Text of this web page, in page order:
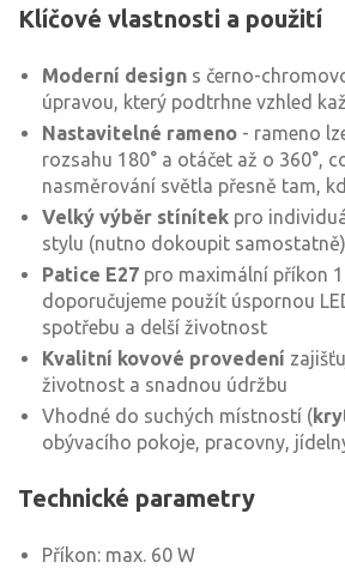
Klíčové vlastnosti a použití
Moderní design s černo-
úpravou, který podtrhne vzhled
Nastavitelné rameno - rameno
rozsahu 180° a otáčet až o 360°,
nasměrování světla přesně tam,
Velký výběr stínítek pro
stylu (nutno dokoupit samostatně)
Patice E27 pro maximální příkon
doporučujeme použít úspornou
spotřebu a delší životnost
Kvalitní kovové provedení
životnost a snadnou údržbu
Vhodné do suchých místností (
obývacího pokoje, pracovny,
Technické parametry
Příkon: max. 60 W